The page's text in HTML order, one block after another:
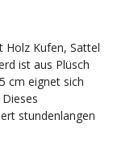
Holz Kufen, Sattel
ist aus Plüsch
cm eignet sich
stundenlangen